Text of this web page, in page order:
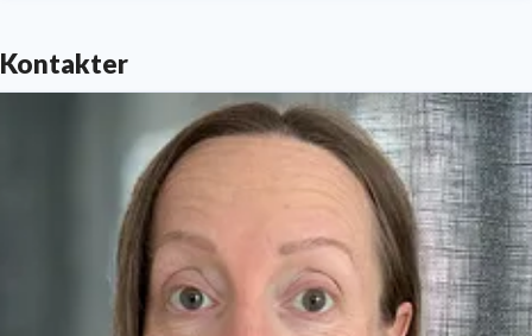
Kontakter